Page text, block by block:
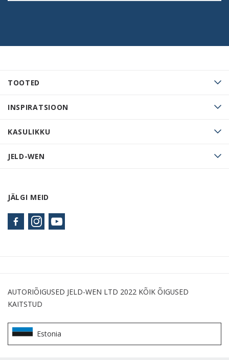
TOOTED
INSPIRATSIOON
KASULIKKU
JELD-WEN
JÄLGI MEID
AUTORIÕIGUSED JELD-WEN LTD 2022 KÕIK ÕIGUSED
KAITSTUD
Estonia